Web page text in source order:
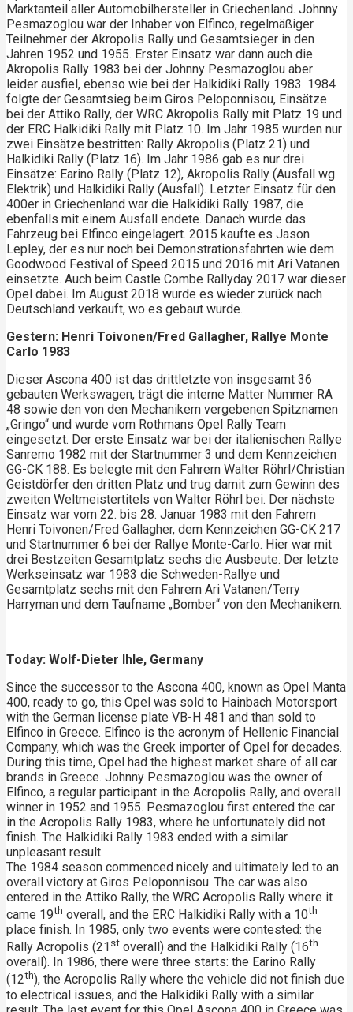
Marktanteil aller Automobilhersteller in Griechenland. Johnny
Pesmazoglou war der Inhaber von Elfinco, regelmäßiger
Teilnehmer der Akropolis Rally und Gesamtsieger in den
Jahren 1952 und 1955. Erster Einsatz war dann auch die
Akropolis Rally 1983 bei der Johnny Pesmazoglou aber
leider ausfiel, ebenso wie bei der Halkidiki Rally 1983. 1984
folgte der Gesamtsieg beim Giros Peloponnisou, Einsätze
bei der Attiko Rally, der WRC Akropolis Rally mit Platz 19 und
der ERC Halkidiki Rally mit Platz 10. Im Jahr 1985 wurden nur
zwei Einsätze bestritten: Rally Akropolis (Platz 21) und
Halkidiki Rally (Platz 16). Im Jahr 1986 gab es nur drei
Einsätze: Earino Rally (Platz 12), Akropolis Rally (Ausfall wg.
Elektrik) und Halkidiki Rally (Ausfall). Letzter Einsatz für den
400er in Griechenland war die Halkidiki Rally 1987, die
ebenfalls mit einem Ausfall endete. Danach wurde das
Fahrzeug bei Elfinco eingelagert. 2015 kaufte es Jason
Lepley, der es nur noch bei Demonstrationsfahrten wie dem
Goodwood Festival of Speed 2015 und 2016 mit Ari Vatanen
einsetzte. Auch beim Castle Combe Rallyday 2017 war dieser
Opel dabei. Im August 2018 wurde es wieder zurück nach
Deutschland verkauft, wo es gebaut wurde.
Gestern: Henri Toivonen/Fred Gallagher, Rallye Monte
Carlo 1983
Dieser Ascona 400 ist das drittletzte von insgesamt 36
gebauten Werkswagen, trägt die interne Matter Nummer RA
48 sowie den von den Mechanikern vergebenen Spitznamen
„Gringo“ und wurde vom Rothmans Opel Rally Team
eingesetzt. Der erste Einsatz war bei der italienischen Rallye
Sanremo 1982 mit der Startnummer 3 und dem Kennzeichen
GG-CK 188. Es belegte mit den Fahrern Walter Röhrl/Christian
Geistdörfer den dritten Platz und trug damit zum Gewinn des
zweiten Weltmeistertitels von Walter Röhrl bei. Der nächste
Einsatz war vom 22. bis 28. Januar 1983 mit den Fahrern
Henri Toivonen/Fred Gallagher, dem Kennzeichen GG-CK 217
und Startnummer 6 bei der Rallye Monte-Carlo. Hier war mit
drei Bestzeiten Gesamtplatz sechs die Ausbeute. Der letzte
Werkseinsatz war 1983 die Schweden-Rallye und
Gesamtplatz sechs mit den Fahrern Ari Vatanen/Terry
Harryman und dem Taufname „Bomber“ von den Mechanikern.
Today: Wolf-Dieter Ihle, Germany
Since the successor to the Ascona 400, known as Opel Manta
400, ready to go, this Opel was sold to Hainbach Motorsport
with the German license plate VB-H 481 and than sold to
Elfinco in Greece. Elfinco is the acronym of Hellenic Financial
Company, which was the Greek importer of Opel for decades.
During this time, Opel had the highest market share of all car
brands in Greece. Johnny Pesmazoglou was the owner of
Elfinco, a regular participant in the Acropolis Rally, and overall
winner in 1952 and 1955. Pesmazoglou first entered the car
in the Acropolis Rally 1983, where he unfortunately did not
finish. The Halkidiki Rally 1983 ended with a similar
unpleasant result.
The 1984 season commenced nicely and ultimately led to an
overall victory at Giros Peloponnisou. The car was also
entered in the Attiko Rally, the WRC Acropolis Rally where it
came 19th overall, and the ERC Halkidiki Rally with a 10th
place finish. In 1985, only two events were contested: the
Rally Acropolis (21 st overall) and the Halkidiki Rally (16th
overall). In 1986, there were three starts: the Earino Rally
(12th), the Acropolis Rally where the vehicle did not finish due
to electrical issues, and the Halkidiki Rally with a similar